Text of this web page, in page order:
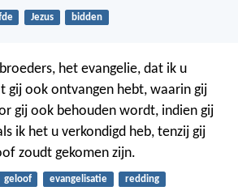
Jezus bidden
het evangelie, dat ik u
gij ook ontvangen hebt, waarin gij
gij ook behouden wordt, indien gij
ik het u verkondigd heb, tenzij gij
zoudt gekomen zijn.
geloof evangelisatie redding